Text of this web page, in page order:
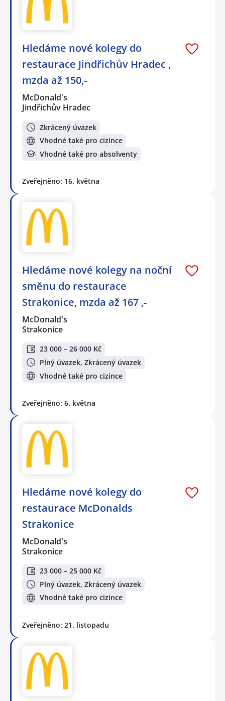
Hledáme nové kolegy do
restaurace Jindřichův Hradec ,
mzda až 150,-
McDonald's
Jindřichův Hradec
Zkrácený úvazek
Vhodné také pro cizince
Vhodné také pro absolventy
Zveřejněno: 16. května
Hledáme nové kolegy na noční
směnu do restaurace
Strakonice, mzda až 167 ,-
McDonald's
Strakonice
23 000 – 26 000 Kč
Plný úvazek, Zkrácený úvazek
Vhodné také pro cizince
Zveřejněno: 6. května
Hledáme nové kolegy do
restaurace McDonalds
Strakonice
McDonald's
Strakonice
23 000 – 25 000 Kč
Plný úvazek, Zkrácený úvazek
Vhodné také pro cizince
Zveřejněno: 21. listopadu